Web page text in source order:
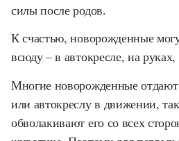
силы после родов.
К счастью, новорожденные
всюду – в автокресле, на руках,
Многие новорожденные
или автокреслу в движении,
обволакивают его со всех